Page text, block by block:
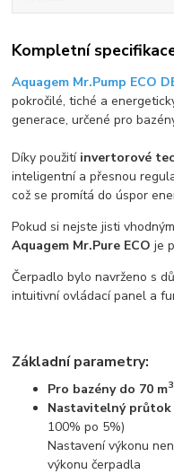
Kompletní
Aquagem Mr.Pump ECO
pokročilé, tiché a
generace, určené pro
Díky použití invertorové
inteligentní a přesnou
což se promítá do úspor
Pokud si nejste jisti
Aquagem Mr.Pure ECO je
Čerpadlo bylo navrženo s
intuitivní ovládací panel a
Základní parametry:
Pro bazény do 70 m3
Nastavitelný průtok
100% po 5%)
Nastavení výkonu
výkonu čerpadla